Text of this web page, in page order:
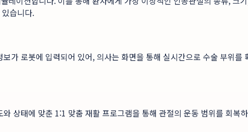
습니다.
가 로봇에 입력되어 있어, 의사는 화면을 통해 실시간으로 수술 부위
상태에 맞춘 1:1 맞춤 재활 프로그램을 통해 관절의 운동 범위를 회복